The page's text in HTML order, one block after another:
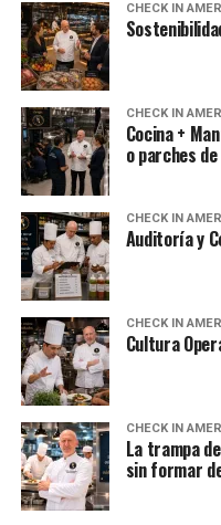
CHECK IN
CHECK IN
Cocina +
o parches
CHECK IN
Auditoría y
CHECK IN
Cultura
CHECK IN
La trampa
sin formar